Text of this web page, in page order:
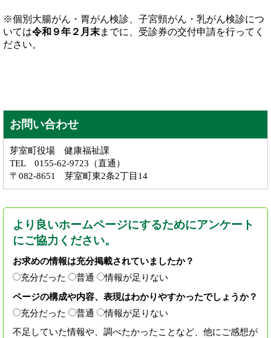
※個別大腸がん・胃がん検診、子宮頸がん・乳がん検診につ
いては令和９年２月末までに、受診券の交付申請を行ってく
ださい。
お問い合わせ
芽室町役場 健康福祉課
TEL 0155-62-9723（直通）
〒082-8651 芽室町東2条2丁目14
より良いホームページにするためにアンケート
にご協力ください。
お求めの情報は充分掲載されていましたか？
充分だった
普通
情報が足りない
ページの構成や内容、表現はわかりやすかったでしょうか？
充分だった
普通
情報が足りない
不足していた情報や、調べたかったことなど、他にご感想が